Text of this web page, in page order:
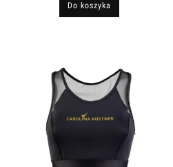
Do koszyka